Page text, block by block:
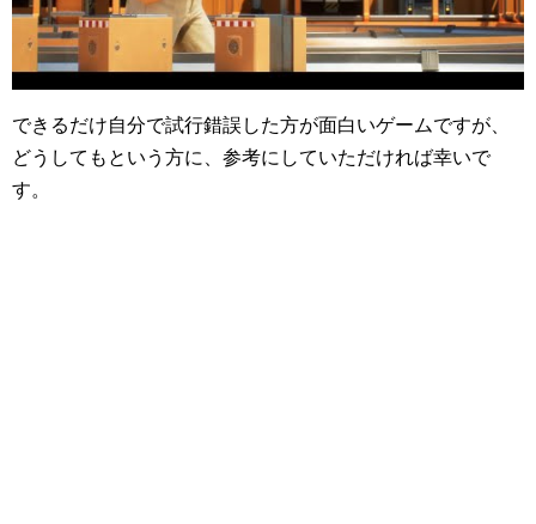
できるだけ自分で試行錯誤した方が面白いゲームですが、
どうしてもという方に、参考にしていただければ幸いで
す。